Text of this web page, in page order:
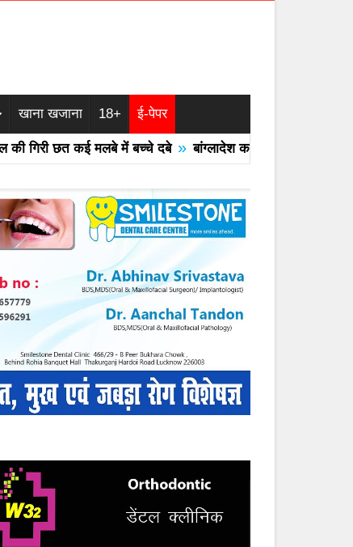
खाना खजाना 18+ ई-पेपर
छत कई मलबे में बच्चे दबे » बांग्लादेश का एयरफोर्स का F -7 ट्रेनर